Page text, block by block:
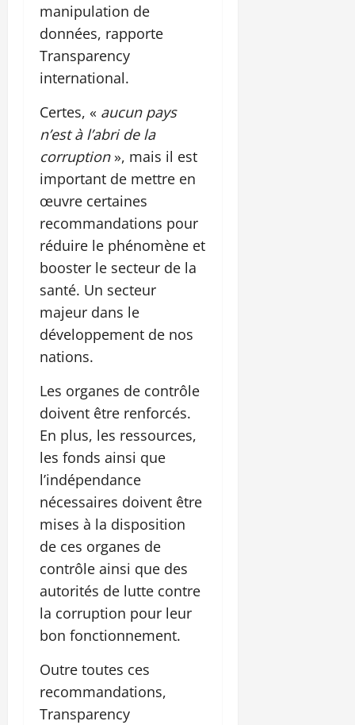
manipulation de
données, rapporte
Transparency
international.
Certes, « aucun pays
n’est à l’abri de la
corruption», mais il est
important de mettre en
œuvre certaines
recommandations pour
réduire le phénomène et
booster le secteur de la
santé. Un secteur
majeur dans le
développement de nos
nations.
Les organes de contrôle
doivent être renforcés.
En plus, les ressources,
les fonds ainsi que
l’indépendance
nécessaires doivent être
mises à la disposition
de ces organes de
contrôle ainsi que des
autorités de lutte contre
la corruption pour leur
bon fonctionnement.
Outre toutes ces
recommandations,
Transparency